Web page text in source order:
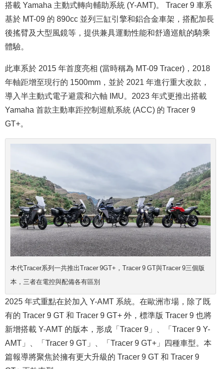
搭載 Yamaha 主動式轉向輔助系統 (Y-AMT)。 Tracer 9 車系
基於 MT-09 的 890cc 並列三缸引擎和鋁合金車架，搭配加長
後搖臂及大型風鏡等，提供兼具運動性能和舒適巡航的騎乘
體驗。
此車系於 2015 年首度亮相 (當時稱為 MT-09 Tracer)，2018
年軸距增至現行的 1500mm，並於 2021 年進行重大改款，
導入半主動式電子避震和六軸 IMU。2023 年式更推出搭載
Yamaha 首款主動車距控制巡航系統 (ACC) 的 Tracer 9
GT+。
本代Tracer系列一共推出Tracer 9GT+，Tracer 9 GT與Tracer 9三個版
本，三者在電控與配備各有區別
2025 年式重點在於加入 Y-AMT 系統。在歐洲市場，除了既
有的 Tracer 9 GT 和 Tracer 9 GT+ 外，標準版 Tracer 9 也將
新增搭載 Y-AMT 的版本，形成「Tracer 9」、「Tracer 9 Y-
AMT」、「Tracer 9 GT」、「Tracer 9 GT+」四種車型。本
篇報導將聚焦於擁有更大升級的 Tracer 9 GT 和 Tracer 9